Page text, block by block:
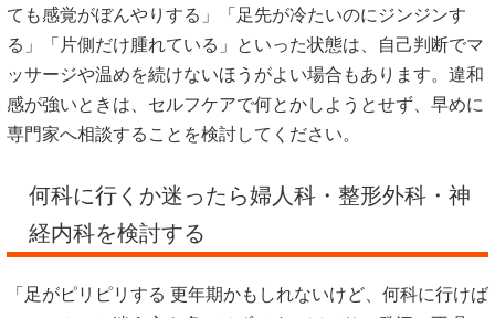
ても感覚がぼんやりする」「足先が冷たいのにジンジンす
る」「片側だけ腫れている」といった状態は、自己判断でマ
ッサージや温めを続けないほうがよい場合もあります。違和
感が強いときは、セルフケアで何とかしようとせず、早めに
専門家へ相談することを検討してください。
何科に行くか迷ったら婦人科・整形外科・神
経内科を検討する
「足がピリピリする 更年期かもしれないけど、何科に行けば